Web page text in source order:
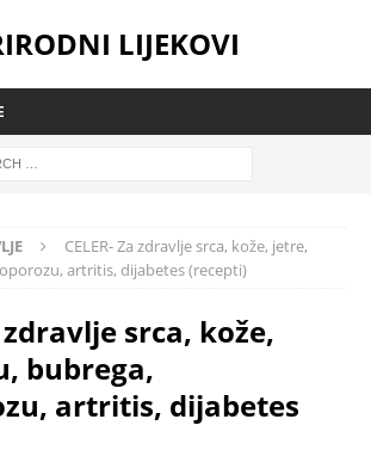
LIJEKOVI
CELER- Za zdravlje srca, kože, jetre,
artritis, dijabetes (recepti)
zdravlje srca, kože,
bubrega,
artritis, dijabetes